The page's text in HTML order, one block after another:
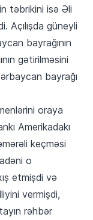
təbrikini isə Əli
Açılışda güneyli
bayrağının
gətirilməsini
bayrağı
oraya
Amerikadakı
keçməsi
o
etmişdi və
vermişdi,
rəhbər